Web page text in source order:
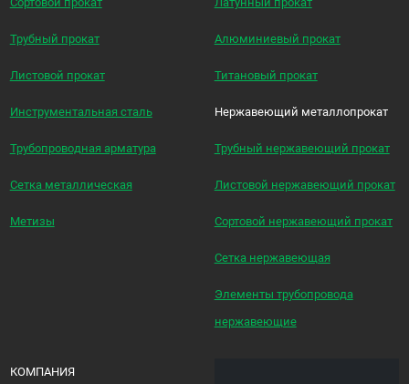
Трубный прокат
Листовой прокат
Инструментальная сталь
Трубопроводная арматура
Сетка металлическая
Метизы
Алюминиевый прокат
Титановый прокат
Нержавеющий металлопрокат
Трубный нержавеющий прокат
Листовой нержавеющий прокат
Сортовой нержавеющий прокат
Сетка нержавеющая
Элементы трубопровода
нержавеющие
КОМПАНИЯ